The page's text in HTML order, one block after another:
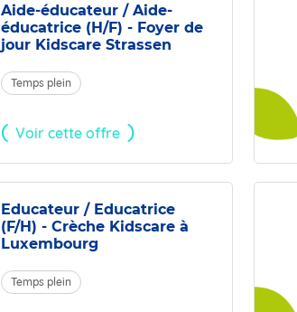
Aide-éducateur / Aide-
éducatrice (H/F) - Foyer de
jour Kidscare Strassen
Temps plein
Voir cette offre
Educateur / Educatrice
(F/H) - Crèche Kidscare à
Luxembourg
Temps plein